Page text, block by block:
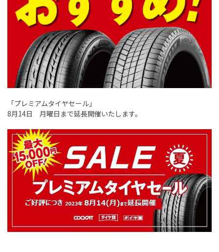
「プレミアムタイヤセール」
8月14日 月曜日まで延長開催いたします。